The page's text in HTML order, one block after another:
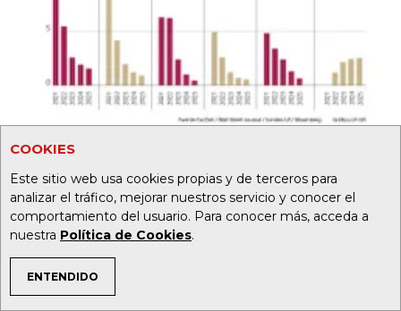
COOKIES
Este sitio web usa cookies propias y de terceros para
analizar el tráfico, mejorar nuestros servicio y conocer el
comportamiento del usuario. Para conocer más, acceda a
nuestra Política de Cookies.
ENTENDIDO
TEMAS DE INTERÉS
Así será el plan de vacunación contra el covid-
19 en Colombia desde febrero 2021